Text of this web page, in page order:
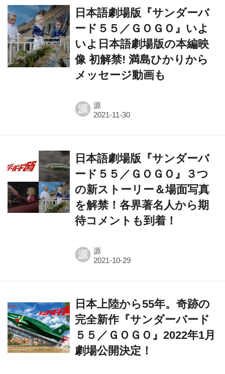
日本語劇場版『サンダーバ
ード５５／ＧＯＧＯ』いよ
いよ日本語劇場版の本編映
像 初解禁! 満島ひかりから
メッセージ動画も
源 源
日本語劇場版『サンダーバ
ード５５／ＧＯＧＯ』３つ
の新ストーリー＆場面写真
を解禁！各界著名人から期
待コメントも到着！
源 源
日本上陸から55年。奇跡の
完全新作『サンダーバード
５５／ＧＯＧＯ』2022年1月
劇場公開決定！